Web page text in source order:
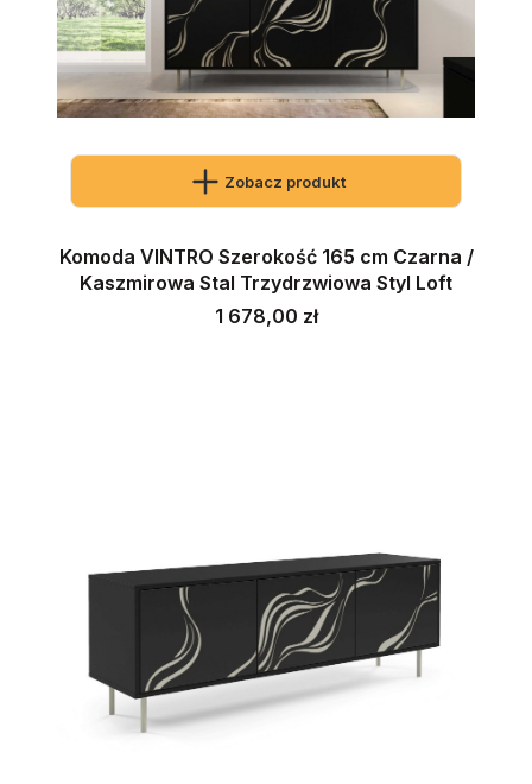
Zobacz produkt
Komoda VINTRO Szerokość 165 cm Czarna /
Kaszmirowa Stal Trzydrzwiowa Styl Loft
Cena
1 678,00 zł